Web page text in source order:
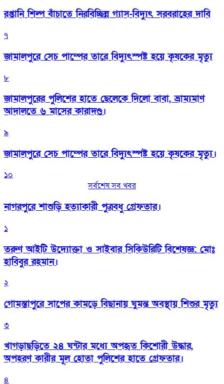
রপ্তানি শিল্প বাঁচাতে নিরবিচ্ছিন্ন গ্যাস-বিদ্যুৎ সরবরাহের দাবি
৭
জামালপুরে সেচ পাম্পের তারে বিদ্যুৎস্পষ্ট হয়ে কৃষকের মৃত্যু
৮
জামালপুরের পুলিশের হাতে ছেলেকে দিলো বাবা, ভ্রাম্যমাণ
আদালতে ৬ মাসের কারাদণ্ড।
৯
জামালপুরে সেচ পাম্পের তারে বিদ্যুৎস্পষ্ট হয়ে কৃষকের মৃত্যু।
১০
সর্বশেষ সব খবর
নাগরপুরে শাশুড়ি হত্যাকারী পুত্রবধু গ্রেফতার।
১
তরুণ আইটি উদ্যোক্তা ও সাইবার সিকিউরিটি বিশেষজ্ঞ: মোঃ
হাবিবুর রহমান।
২
গোমস্তাপুরে সাপের কামড়ে বিছানায় ঘুমন্ত অবস্থায় শিশুর মৃত্যু
৩
খাগড়াছড়িতে ২৪ ঘন্টার মধ্যে অপহৃত কিশোরী উদ্ধার,
অপহরণ কারীর মূল হোতা পুলিশের হাতে গ্রেফতার।
৪